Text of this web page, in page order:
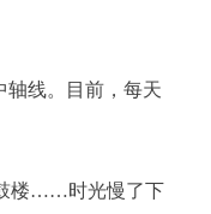
线。目前，每天
楼……时光慢了下